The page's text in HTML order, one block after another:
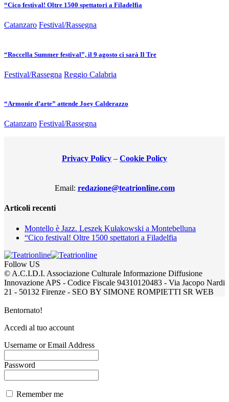
“Cico festival! Oltre 1500 spettatori a Filadelfia
Catanzaro Festival/Rassegna
“Roccella Summer festival”, il 9 agosto ci sarà Il Tre
Festival/Rassegna Reggio Calabria
“Armonie d’arte” attende Joey Calderazzo
Catanzaro Festival/Rassegna
Privacy Policy – Cookie Policy
Email: redazione@teatrionline.com
Articoli recenti
Montello è Jazz. Leszek Kułakowski a Montebelluna
“Cico festival! Oltre 1500 spettatori a Filadelfia
Follow US
© A.C.I.D.I. Associazione Culturale Informazione Diffusione
Innovazione APS - Codice Fiscale 94310120483 - Via Jacopo Nardi
21 - 50132 Firenze - SEO BY SIMONE ROMPIETTI SR WEB
Bentornato!
Accedi al tuo account
Username or Email Address
Password
Remember me